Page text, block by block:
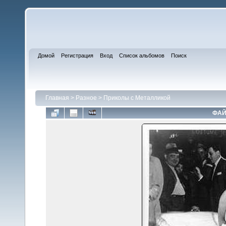
Домой Регистрация Вход Список альбомов Поиск
Главная > Разное > Приколы с Металликой